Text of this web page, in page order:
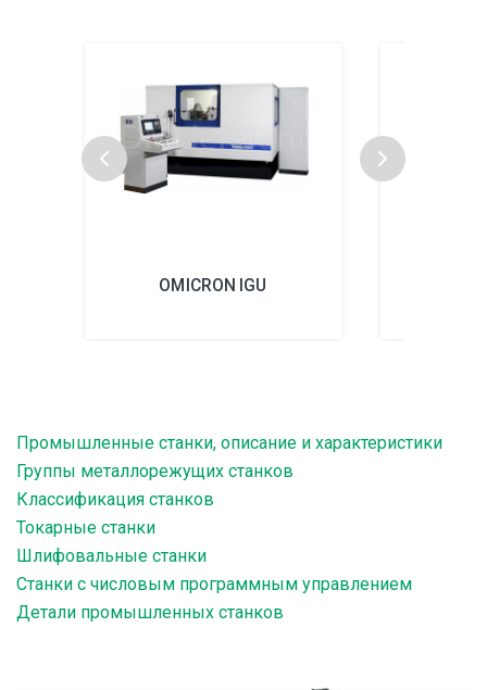
OMICRON IGU
Промышленные станки, описание и характеристики
Группы металлорежущих станков
Классификация станков
Токарные станки
Шлифовальные станки
Станки с числовым программным управлением
Детали промышленных станков